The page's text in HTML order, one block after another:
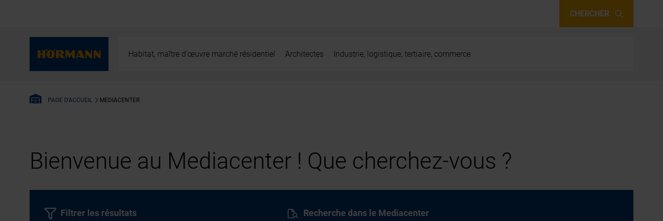
CHERCHER
Habitat, maître d’œuvre marché résidentiel Architectes Industrie, logistique, tertiaire, commerce
PAGE D'ACCUEIL MEDIACENTER
Bienvenue au Mediacenter ! Que cherchez-vous ?
Recherche dans le Mediacenter
Filtrer les résultats